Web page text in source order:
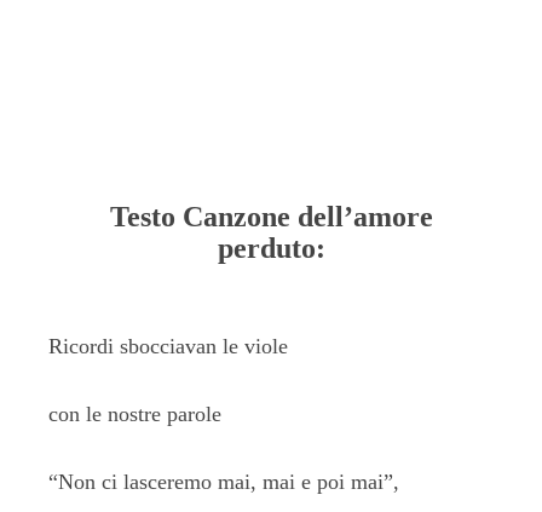
Testo Canzone dell’amore
perduto:
Ricordi sbocciavan le viole
con le nostre parole
“Non ci lasceremo mai, mai e poi mai”,